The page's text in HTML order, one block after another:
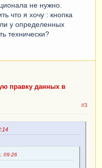
не нужно.
что я хочу : кнопка
у определенных
технически?
правку данных в
#3
09:26